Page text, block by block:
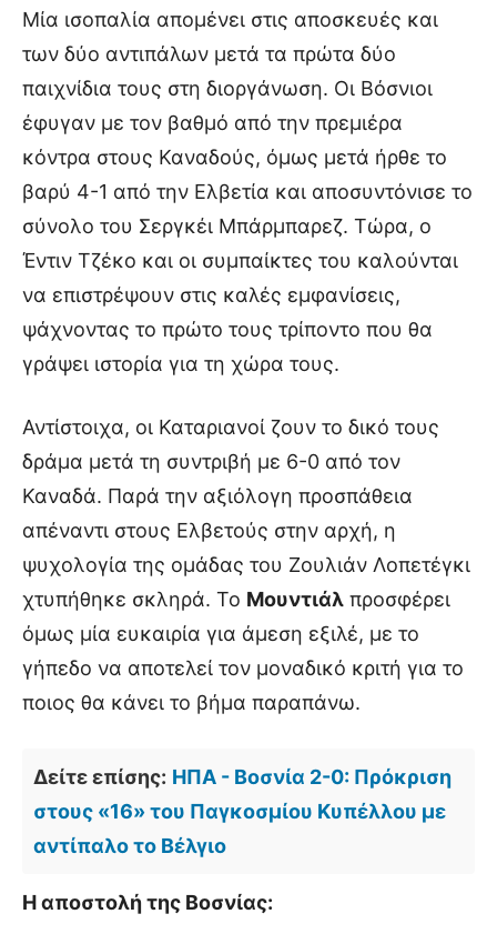
Μία ισοπαλία απομένει στις αποσκευές και
των δύο αντιπάλων μετά τα πρώτα δύο
παιχνίδια τους στη διοργάνωση. Οι Βόσνιοι
έφυγαν με τον βαθμό από την πρεμιέρα
κόντρα στους Καναδούς, όμως μετά ήρθε το
βαρύ 4-1 από την Ελβετία και αποσυντόνισε το
σύνολο του Σεργκέι Μπάρμπαρεζ. Τώρα, ο
Έντιν Τζέκο και οι συμπαίκτες του καλούνται
να επιστρέψουν στις καλές εμφανίσεις,
ψάχνοντας το πρώτο τους τρίποντο που θα
γράψει ιστορία για τη χώρα τους.
Αντίστοιχα, οι Καταριανοί ζουν το δικό τους
δράμα μετά τη συντριβή με 6-0 από τον
Καναδά. Παρά την αξιόλογη προσπάθεια
απέναντι στους Ελβετούς στην αρχή, η
ψυχολογία της ομάδας του Ζουλιάν Λοπετέγκι
χτυπήθηκε σκληρά. Το Μουντιάλ προσφέρει
όμως μία ευκαιρία για άμεση εξιλέ, με το
γήπεδο να αποτελεί τον μοναδικό κριτή για το
ποιος θα κάνει το βήμα παραπάνω.
Δείτε επίσης: ΗΠΑ - Βοσνία 2-0: Πρόκριση
στους «16» του Παγκοσμίου Κυπέλλου με
αντίπαλο το Βέλγιο
Η αποστολή της Βοσνίας: